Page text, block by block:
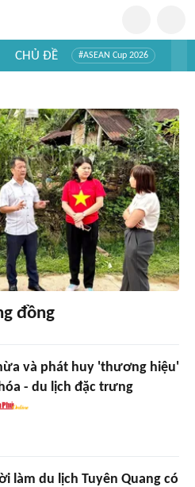
CHỦ ĐỀ #ASEAN Cup 2026
đồng
và phát huy 'thương hiệu'
- du lịch đặc trưng
làm du lịch Tuyên Quang có